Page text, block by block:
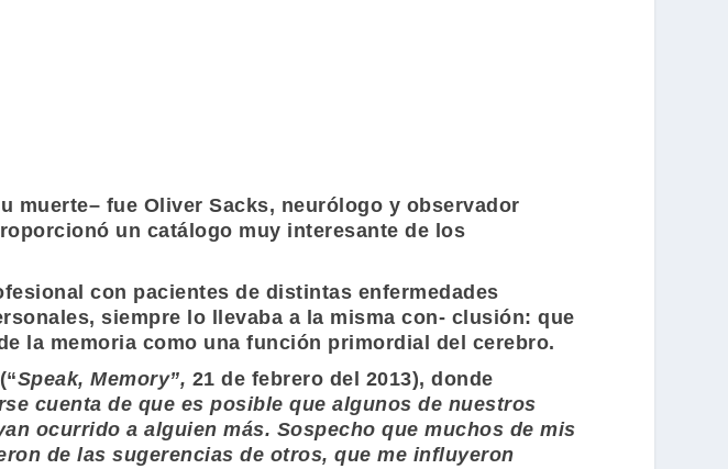
muerte– fue Oliver Sacks, neurólogo y observador
un catálogo muy interesante de los
con pacientes de distintas enfermedades
siempre lo llevaba a la misma con- clusión: que
la memoria como una función primordial del cerebro.
(“Speak, Memory”, 21 de febrero del 2013), donde
cuenta de que es posible que algunos de nuestros
ocurrido a alguien más. Sospecho que muchos de mis
de las sugerencias de otros, que me influyeron